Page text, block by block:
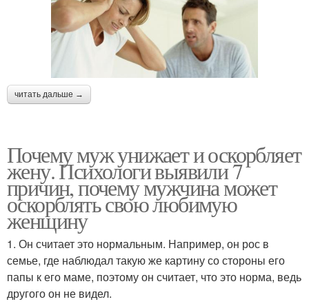
читать дальше →
Почему муж унижает и оскорбляет
жену. Психологи выявили 7
причин, почему мужчина может
оскорблять свою любимую
женщину
1. Он считает это нормальным. Например, он рос в
семье, где наблюдал такую же картину со стороны его
папы к его маме, поэтому он считает, что это норма, ведь
другого он не видел.